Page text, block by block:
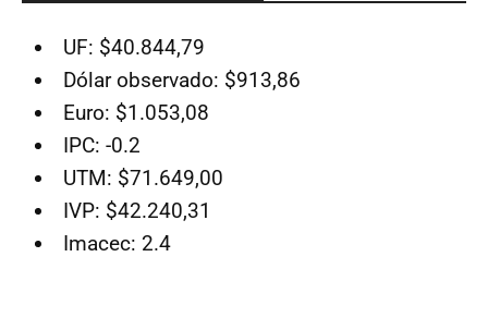
UF: $40.844,79
Dólar observado: $913,86
Euro: $1.053,08
IPC: -0.2
UTM: $71.649,00
IVP: $42.240,31
Imacec: 2.4